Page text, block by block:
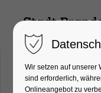
Wir setzen auf unserer
sind erforderlich,
Onlineangebot zu